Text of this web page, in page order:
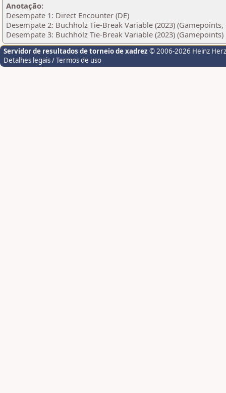
Anotação:
Desempate 1: Direct Encounter (DE)
Desempate 2: Buchholz Tie-Break Variable (2023) (Gamepoints,
Desempate 3: Buchholz Tie-Break Variable (2023) (Gamepoints)
Servidor de resultados de torneio de xadrez © 2006-2026 Heinz
Detalhes legais / Termos de uso